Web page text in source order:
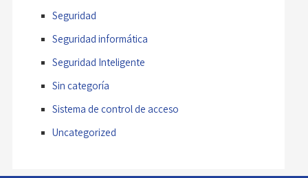
Seguridad
Seguridad informática
Seguridad Inteligente
Sin categoría
Sistema de control de acceso
Uncategorized